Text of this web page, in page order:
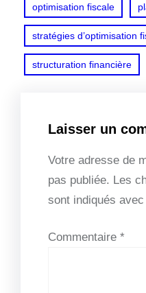
optimisation fiscale
stratégies d’optimisation
structuration financière
Laisser un
Votre adresse de
pas publiée. Les
sont indiqués avec
Commentaire *